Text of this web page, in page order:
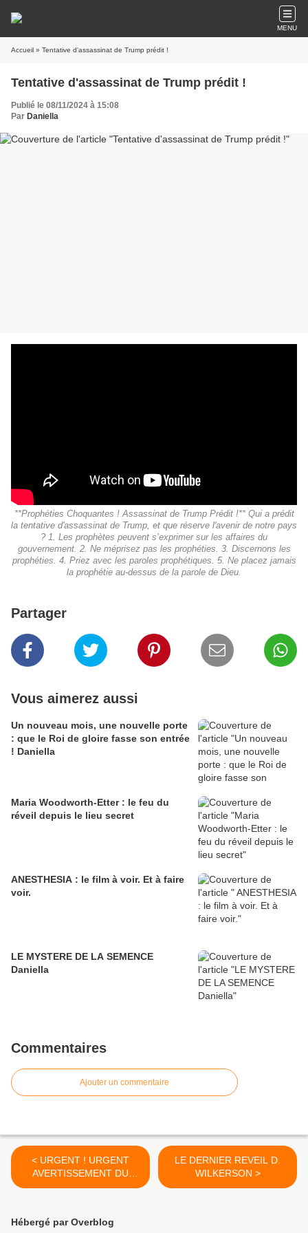
MENU
Accueil » Tentative d'assassinat de Trump prédit !
Tentative d'assassinat de Trump prédit !
Publié le 08/11/2024 à 15:08
Par Daniella
**Prophéties Choquantes ! Assassinat de Trump Prédit !** Qui a prédit
la tentative d'assassinat de Trump, et que réserve l'avenir de notre pays
? 1. Les prophètes peuvent s’exprimer sur les affaires du
gouvernement. 2. Ne méprisez pas les prophéties. 3. Discernons les
prophéties. 4. Priez avec les paroles prophétiques. 5. Ne placez jamais
la prophétie au-dessus de la parole de Dieu.
Partager
Vous aimerez aussi
Un nouveau mois, une nouvelle porte
: que le Roi de gloire fasse son entrée
! Daniella
Maria Woodworth-Etter : le feu du
réveil depuis le lieu secret
ANESTHESIA : le film à voir. Et à faire
voir.
LE MYSTERE DE LA SEMENCE
Daniella
Commentaires
Ajouter un commentaire
< URGENT ! URGENT
AVERTISSEMENT DU
SEIGNEUR
LE DERNIER REVEIL D.
WILKERSON >
Hébergé par Overblog